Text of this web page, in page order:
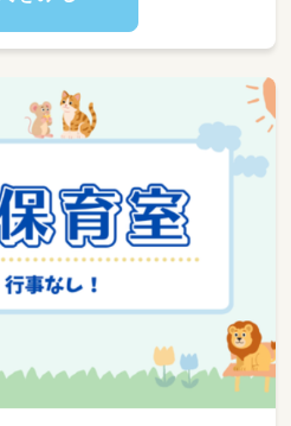
のイベントの企画・運営
ーティングや情報共有